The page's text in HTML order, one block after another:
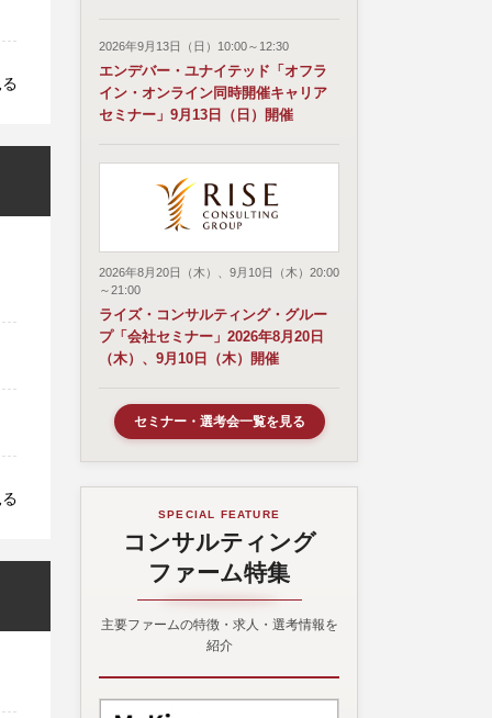
2026年9月13日（日）10:00～12:30
エンデバー・ユナイテッド「オフラ
イン・オンライン同時開催キャリア
セミナー」9月13日（日）開催
2026年8月20日（木）、9月10日（木）20:00
～21:00
ライズ・コンサルティング・グルー
プ「会社セミナー」2026年8月20日
（木）、9月10日（木）開催
セミナー・選考会一覧を見る
SPECIAL FEATURE
コンサルティング
ファーム特集
主要ファームの特徴・求人・選考情報を
紹介